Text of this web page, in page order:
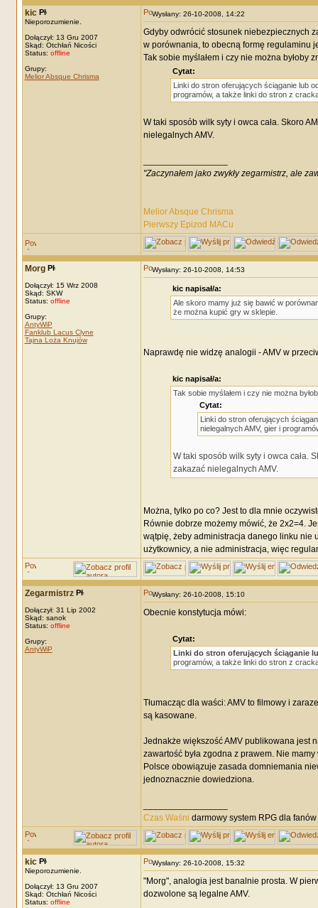
kic
Nieporozumienie.
Dołączył: 13 Gru 2007
Skąd: Otchłań Nicości
Status: offline
Grupy:
Melior Absque Chrisma
Wysłany: 26-10-2008, 14:22
Gdyby odwrócić stosunek niebezpiecznych
w porównania, to obecną formę regulaminu
Tak sobie myślałem i czy nie można byłoby
Cytat:
Linki do stron oferujących ściąganie lub
programów, a także linki do stron z
W taki sposób wilk syty i owca cała. Skoro
nielegalnych AMV.
"Zaczynałem jako zwykły zegarmistrz, ale
Melior Absque Chrisma
Pierwszy Epizod MACu
Morg
Dołączył: 15 Wrz 2008
Skąd: SKW
Status: offline
Grupy:
AntyWiP
Fanklub Lacus Clyne
Tajna Loża Knujów
Wysłany: 26-10-2008, 14:53
kic napisał/a:
Ale skoro mamy już się bawić w
że można kupić gry w sklepie.
Naprawdę nie widzę analogii - AMV w
kic napisał/a:
Tak sobie myślałem i czy nie można
Cytat:
Linki do stron oferujących
nielegalnych AMV, gier i
W taki sposób wilk syty i owca cała.
zakazać nielegalnych AMV.
Można, tylko po co? Jest to dla mnie
Równie dobrze możemy mówić, że 2x2=4.
wątpię, żeby administracja danego linku nie
użytkownicy, a nie administracja, więc
Zegarmistrz
Dołączył: 31 Lip 2002
Skąd: sanok
Status: offline
Grupy:
AntyWiP
Wysłany: 26-10-2008, 15:10
Obecnie konstytucja mówi:
Cytat:
Linki do stron oferujących ściąganie
programów, a także linki do stron z
Tłumacząc dla waści: AMV to filmowy i
są kasowane.
Jednakże większość AMV publikowana jest
zawartość była zgodna z prawem. Nie
Polsce obowiązuje zasada domniemania
jednoznacznie dowiedziona.
Czas Waśni darmowy system RPG dla
kic
Nieporozumienie.
Dołączył: 13 Gru 2007
Skąd: Otchłań Nicości
Status: offline
Wysłany: 26-10-2008, 15:32
"Morg", analogia jest banalnie prosta. W
dozwolone są legalne AMV.